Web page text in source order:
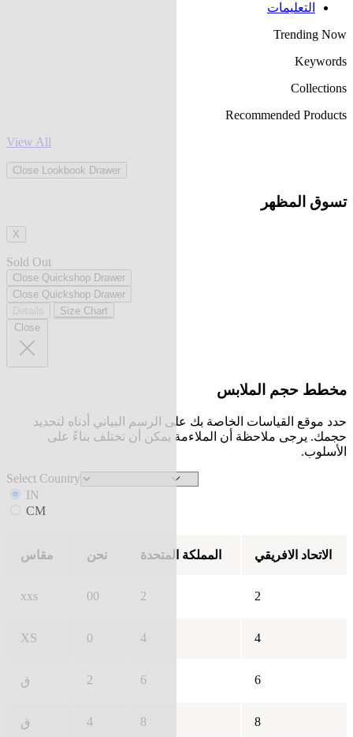
التعليمات
Trending Now
Keywords
Collections
Recommended Products
View All
Close Lookbook Drawer
تسوق المظهر
X
Sold Out
Close Quickshop Drawer
Close Quickshop Drawer
Size Chart
Close
مخطط حجم الملابس
حدد موقع القياسات الخاصة بك على الرسم البياني أدناه لتحديد
حجمك. يرجى ملاحظة أن الملاءمة يمكن أن تختلف بناءً على
الأسلوب.
Select Country
IN
CM
مقاس نحن المملكة المتحدة الاتحاد الافريقي
xxs 00 2 2
XS 0 4 4
ق 2 6 6
ق 4 8 8